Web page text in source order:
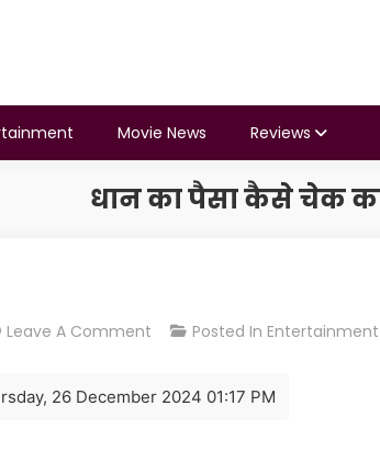
Movie News Reviews
धान का पैसा कैसे चेक करें
Leave A Comment On
का
Posted In Entertainment
26 December 2024 01:17 PM